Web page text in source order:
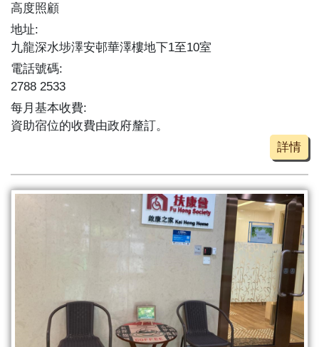
高度照顧
地址:
九龍深水埗澤安邨華澤樓地下1至10室
電話號碼:
2788 2533
每月基本收費:
資助宿位的收費由政府釐訂。
詳情